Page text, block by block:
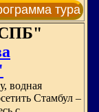
тура
СПБ"
водная
Стамбул –